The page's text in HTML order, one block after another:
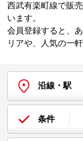
西武有楽町線で販
います。
会員登録すると、
リアや、人気の一
沿線・駅
条件